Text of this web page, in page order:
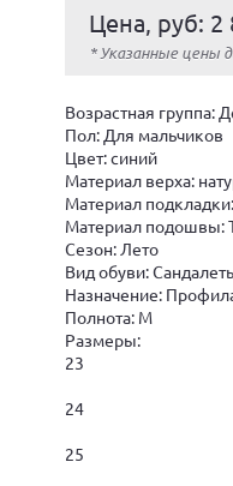
Цена, руб: 2
* Указанные цены
Возрастная группа:
Пол: Для мальчиков
Цвет: синий
Материал верха:
Материал
Материал подошвы:
Сезон: Лето
Вид обуви:
Назначение:
Полнота: M
Размеры:
23
24
25